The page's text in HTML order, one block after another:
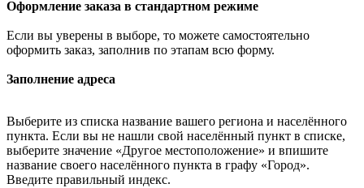
Оформление заказа в стандартном режиме
Если вы уверены в выборе, то можете самостоятельно
оформить заказ, заполнив по этапам всю форму.
Заполнение адреса
Выберите из списка название вашего региона и населённого
пункта. Если вы не нашли свой населённый пункт в списке,
выберите значение «Другое местоположение» и впишите
название своего населённого пункта в графу «Город».
Введите правильный индекс.